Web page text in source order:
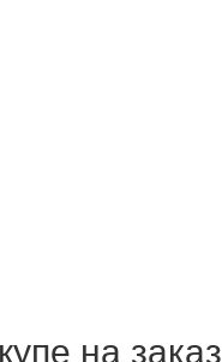
на заказ